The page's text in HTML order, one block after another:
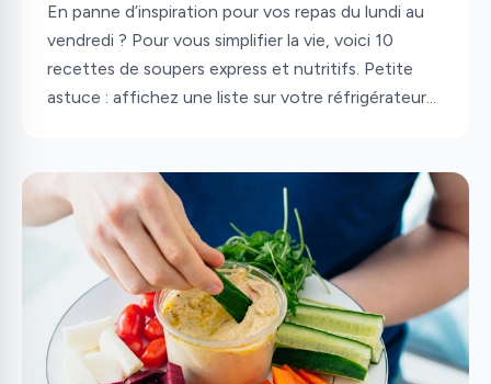
En panne d’inspiration pour vos repas du lundi au
vendredi ? Pour vous simplifier la vie, voici 10
recettes de soupers express et nutritifs. Petite
astuce : affichez une liste sur votre réfrigérateur
pour faciliter l’organisation hebdomadaire!